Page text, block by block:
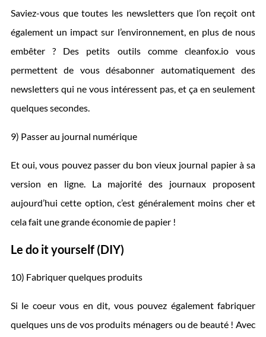
Saviez-vous que toutes les newsletters que l’on reçoit ont
également un impact sur l’environnement, en plus de nous
embêter ? Des petits outils comme cleanfox.io vous
permettent de vous désabonner automatiquement des
newsletters qui ne vous intéressent pas, et ça en seulement
quelques secondes.
9) Passer au journal numérique
Et oui, vous pouvez passer du bon vieux journal papier à sa
version en ligne. La majorité des journaux proposent
aujourd’hui cette option, c’est généralement moins cher et
cela fait une grande économie de papier !
Le do it yourself (DIY)
10) Fabriquer quelques produits
Si le coeur vous en dit, vous pouvez également fabriquer
quelques uns de vos produits ménagers ou de beauté ! Avec